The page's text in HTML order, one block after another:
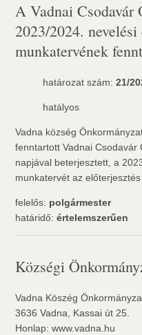
A Vadnai Csodavár
2023/2024.
munkatervének
határozat szám:21/
hatályos
Vadna község
fenntartott Vadnai Csodavár
napjával beterjesztett, a
munkatervét az
felelős: polgármester
határidő:értelemszerűen
Községi
Vadna Köszég
3636 Vadna, Kassai út 25.
Honlap: www.vadna.hu